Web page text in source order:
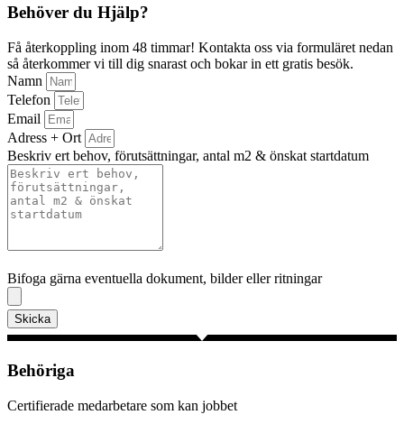
Behöver du Hjälp?
Få återkoppling inom 48 timmar! Kontakta oss via formuläret nedan
så återkommer vi till dig snarast och bokar in ett gratis besök.
Namn
Telefon
Email
Adress + Ort
Beskriv ert behov, förutsättningar, antal m2 & önskat startdatum
Bifoga gärna eventuella dokument, bilder eller ritningar
Skicka
Behöriga
Certifierade medarbetare som kan jobbet